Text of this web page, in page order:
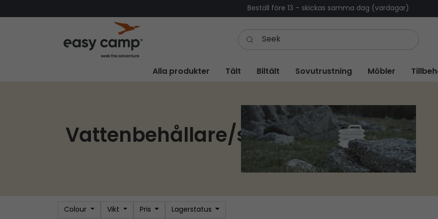
Beställ före 13 – skickas samma dag (vardagar)
Alla produkter Tält Biltält Sovutrustning Möbler
Vattenbehållare/strong>
Colour Vikt Pris Lagerstatus